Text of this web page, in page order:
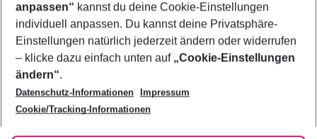
Footer
Footer navigation
Über uns
AGB
Bestpreisgarantie
Cookie-Einstellungen ändern
Cookie-Richtlinie
Agenturbetreuung
Barrierefreies Reisen
Folge uns
anpassen“ kannst du deine Cookie-Einstellungen
individuell anpassen. Du kannst deine Privatsphäre-
Einstellungen natürlich jederzeit ändern oder widerrufen
– klicke dazu einfach unten auf „Cookie-Einstellungen
ändern“.
Datenschutz-Informationen
Impressum
Cookie/Tracking-Informationen